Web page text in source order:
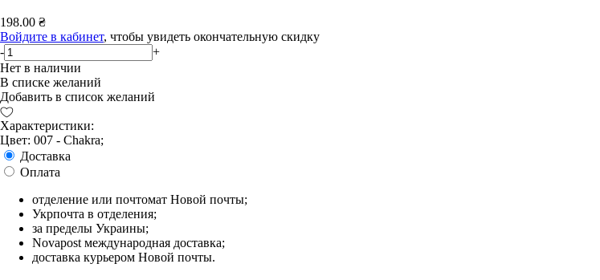
198.00 ₴
Войдите в кабинет, чтобы увидеть окончательную скидку
-
+
Нет в наличии
В списке желаний
Добавить в список желаний
Характеристики:
Цвет: 007 - Chakra;
Доставка
Оплата
отделение или почтомат Новой почты;
Укрпочта в отделения;
за пределы Украины;
Novapost международная доставка;
доставка курьером Новой почты.